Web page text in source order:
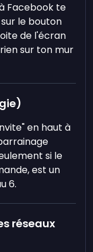
Facebook te
le bouton
de l'écran
sur ton mur
en haut à
si le
est un
6.
réseaux